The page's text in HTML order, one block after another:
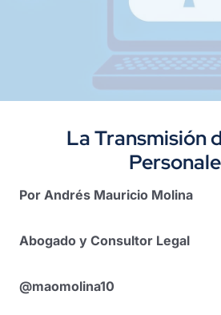
La Transmisión
Por Andrés Mauricio Molina
Abogado y Consultor Legal
@maomolina10